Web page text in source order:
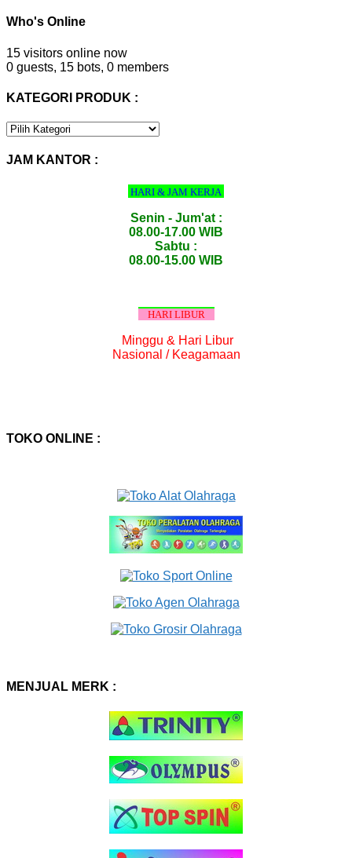
Who's Online
15 visitors online now
0 guests, 15 bots, 0 members
KATEGORI PRODUK :
KATEGORI
JAM KANTOR :
HARI & JAM KERJA
Senin - Jum'at :
08.00-17.00 WIB
Sabtu :
08.00-15.00 WIB
HARI LIBUR
Minggu & Hari Libur
Nasional / Keagamaan
TOKO ONLINE :
MENJUAL MERK :